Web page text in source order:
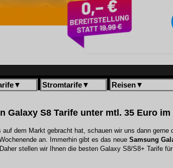
▼ Stromtarife▼ Reisen▼
Galaxy S8 Tarife unter mtl. 35 Euro
dem Markt gebracht hat, schauen wir uns dann gerne
an. Immerhin gibt es das neue Samsung
stellen wir Ihnen die besten Galaxy S8/S8+ Tarife